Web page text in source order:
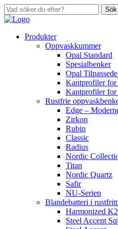
Sök
Produkter
Oppvaskkummer
Opal Standard
Spesialbenker
Opal
Kantprofiler for
Kantprofiler for
Rustfrie
Edge –
Zirkon
Rubin
Classic
Radius
Nordic
Titan
Nordic Quartz
Safir
NU-Serien
Blandebatteri i rustfritt
Harmonized K2
Steel Accent